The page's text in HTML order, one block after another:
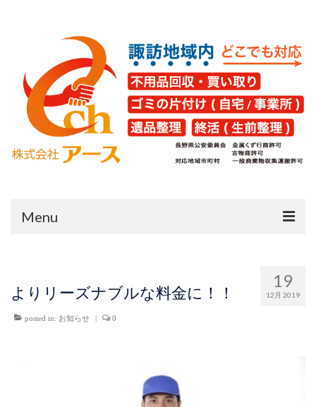
Menu
片付け・不用品回収
遺品整理
19
12月 2019
よりリーズナブルな料金に！！
posted in: お知らせ | 0